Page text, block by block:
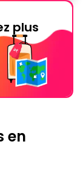
plus
en